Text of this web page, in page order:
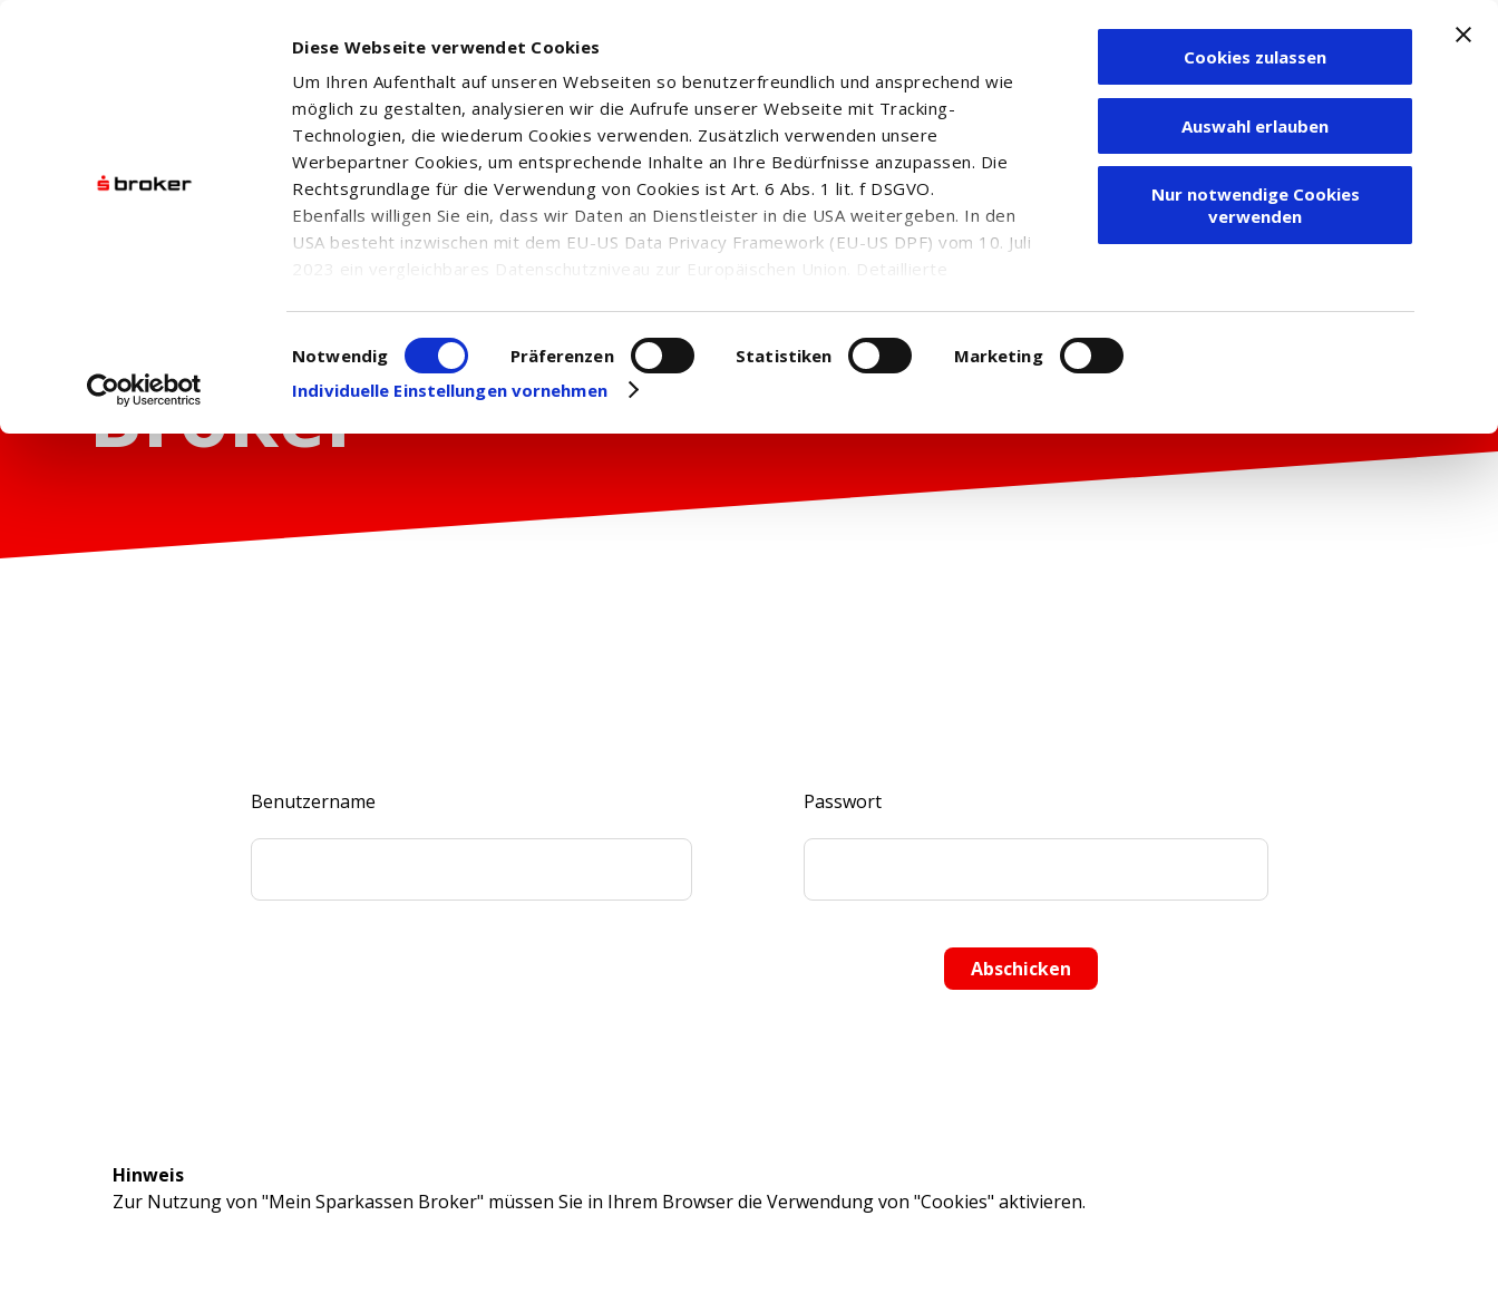
Diese Webseite verwendet Cookies
Um Ihren Aufenthalt auf unseren Webseiten so benutzerfreundlich und ansprechend wie
möglich zu gestalten, analysieren wir die Aufrufe unserer Webseite mit Tracking-
Technologien, die wiederum Cookies verwenden. Zusätzlich verwenden unsere
Werbepartner Cookies, um entsprechende Inhalte an Ihre Bedürfnisse anzupassen. Die
Rechtsgrundlage für die Verwendung von Cookies ist Art. 6 Abs. 1 lit. f DSGVO.
Ebenfalls willigen Sie ein, dass wir Daten an Dienstleister in die USA weitergeben. In den
USA besteht inzwischen mit dem EU-US Data Privacy Framework (EU-US DPF) vom 10. Juli
2023 ein vergleichbares Datenschutzniveau zur Europäischen Union. Detaillierte
in den USA, finden Sie auf unserer Seite zumDatenschutz. Dort können Sie Ihre
Einwilligung auch jederzeit widerrufen oder anpassen.
Einwilligungsauswahl
Notwendig Präferenzen Statistiken
Marketing
Individuelle Einstellungen vornehmen
Cookies zulassen
Auswahl erlauben
Nur notwendige Cookies
verwenden
Zum Depot
Benutzername Passwort
Hinweis
Zur Nutzung von "Mein Sparkassen Broker" müssen Sie in Ihrem Browser die Verwendung von "Cookies" aktivieren.